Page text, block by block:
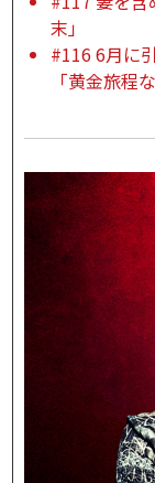
末」
#116 6月に
「黄金旅程